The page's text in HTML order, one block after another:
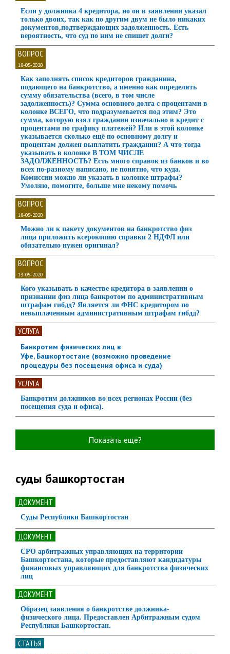
Если у должника 4 кредитора, но он в заявлении указал
только двоих, так как по другим двум не было никаких
документов,подтверждающих задолженность. Есть
вероятность, что суд по ним не спишет долги?
ВОПРОС
18-05-2020
Как заполнять список кредиторов гражданина,
подающего на банкротство, а именно как определять
сумму обязательства (всего, в том числе
задолженность)? Сумма основного долга с процентами в
колонке ВСЕГО, что подразумевается под этим? Это
сумма, которую взял гражданин изначально в кредит с
процентами по графику платежей? Или в этой колонке
указывается сколько ещё по основному долгу и
процентам должен выплатить гражданин? А что тогда
указывать в колонке В ТОМ ЧИСЛЕ
ЗАДОЛЖЕННОСТЬ? Есть много справок из банков и во
всех по-разному написано, не понятно, что куда.
Комиссии можно ли указать в колонке штрафы?
Умоляю, помогите, больше мне некому помочь
ВОПРОС
18-05-2020
Можно ли к пакету документов на банкротство физ
лица приложить ксерокопию справки 2 НДФЛ или
обязательно нужен оригинал?
ВОПРОС
13-05-2020
Кого указывать в качестве кредитора в заявлении о
признании физ лица банкротом по административным
штрафам гибдд? Является ли ФНС кредитором по
невыплаченным административным штрафам гибдд?
УСЛУГА
Банкротим физических лиц в
Уфе, Башкортостане (возможно проведение
процедуры без посещения офиса и суда)
УСЛУГА
Банкротим должников во всех регионах России (без
посещения суда и офиса).
Показать еще?
суды башкортостан
ДОКУМЕНТ
Суды Республики Башкортостан
ДОКУМЕНТ
СРО арбитражных управляющих на территории
Башкортостана, которые предоставляют кандидатуры
финансовых управляющих для банкротства физических
лиц
ДОКУМЕНТ
Образец заявления о банкротстве должника-
физического лица. Предоставлен Арбитражным судом
Республики Башкортостан.
СТАТЬЯ